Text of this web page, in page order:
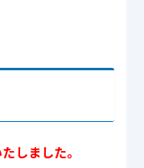
しました。